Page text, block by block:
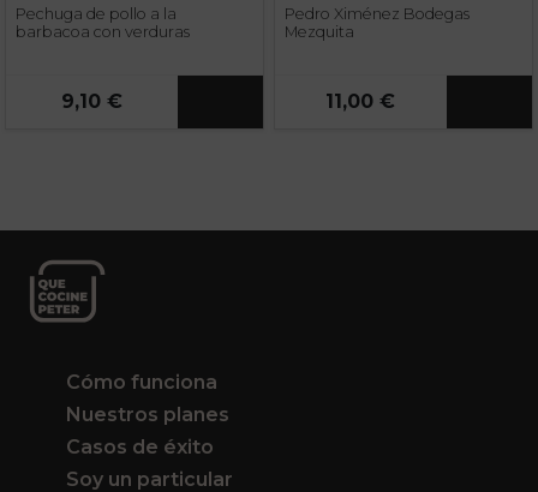
Pechuga de pollo a la
barbacoa con verduras
9,10 €
Pedro Ximénez Bodegas
Mezquita
11,00 €
Cómo funciona
Nuestros planes
Casos de éxito
Soy un particular